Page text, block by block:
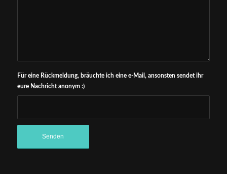
Für eine Rückmeldung, bräuchte ich eine e-Mail, ansonsten sendet ihr
eure Nachricht anonym :)